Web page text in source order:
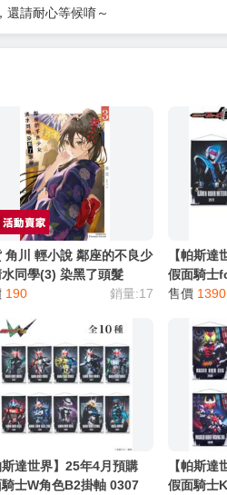
客服服務，請務必小心，避免受騙！
為主。
會特別註明，沒有則反之。
請耐心等候唷～
水同學(3) 染黑了頭髮
190 銷量:17
【帕斯達
假面騎
0307
售價 1390